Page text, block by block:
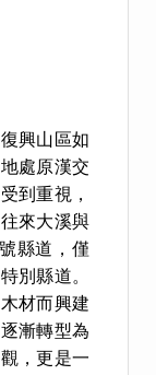
興山區如
處原漢交
到重視，
來大溪與
縣道，僅
別縣道。
材而興建
漸轉型為
，更是一